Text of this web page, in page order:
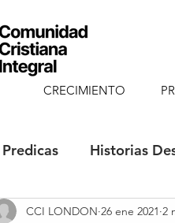
CRECIMIENTO
Predicas Historias
Blogs
CCI LONDON 26 ene 2021 2